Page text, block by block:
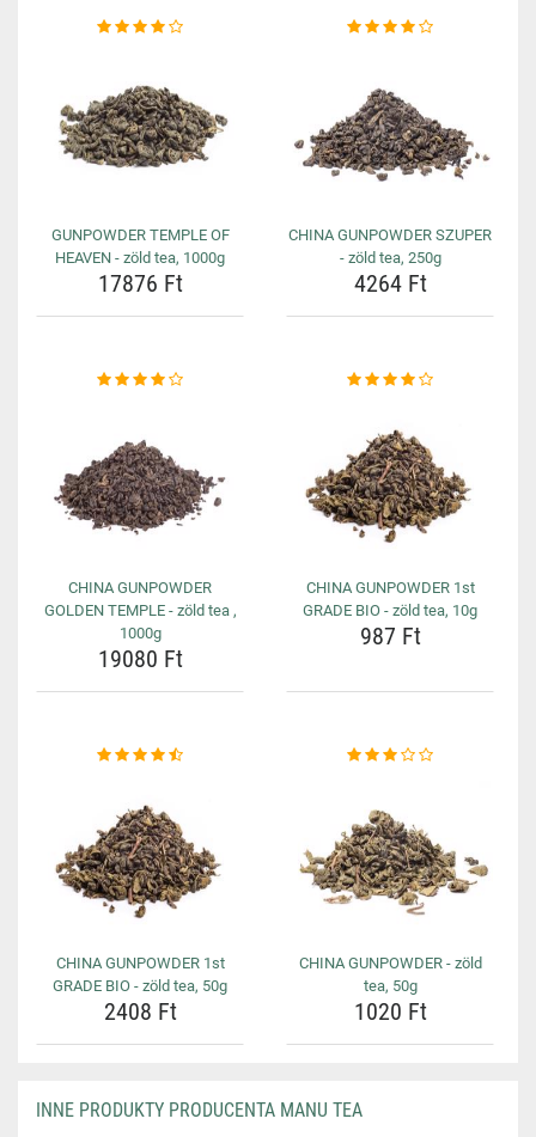
GUNPOWDER TEMPLE OF
HEAVEN - zöld tea, 1000g
17876 Ft
CHINA GUNPOWDER SZUPER
- zöld tea, 250g
4264 Ft
CHINA GUNPOWDER
GOLDEN TEMPLE - zöld tea ,
1000g
19080 Ft
CHINA GUNPOWDER 1st
GRADE BIO - zöld tea, 10g
987 Ft
CHINA GUNPOWDER 1st
GRADE BIO - zöld tea, 50g
2408 Ft
CHINA GUNPOWDER - zöld
tea, 50g
1020 Ft
INNE PRODUKTY PRODUCENTA MANU TEA